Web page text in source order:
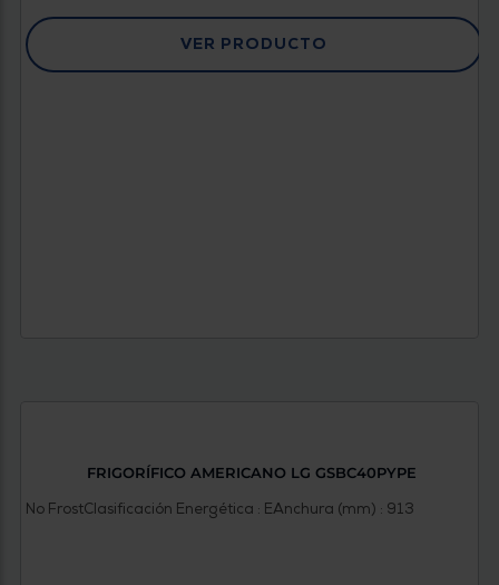
VER PRODUCTO
FRIGORÍFICO AMERICANO LG GSBC40PYPE
No FrostClasificación Energética : EAnchura (mm) : 913